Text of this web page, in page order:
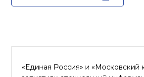
«Единая Россия» и «Московский